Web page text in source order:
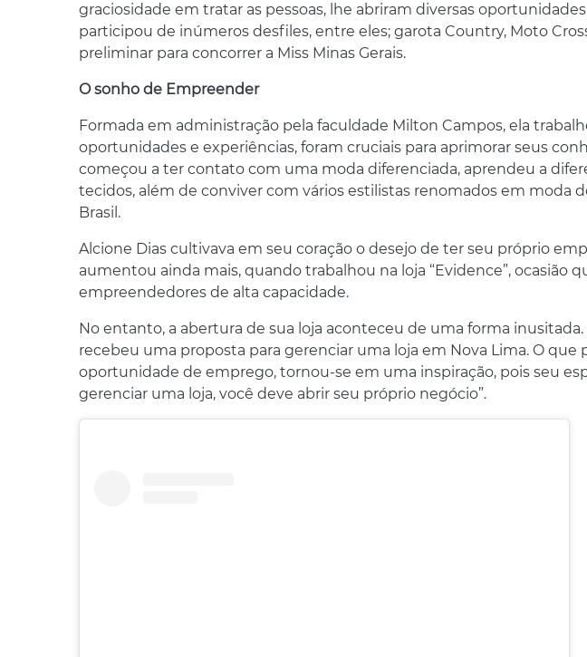
graciosidade em tratar as pessoas, lhe abriram diversas
participou de inúmeros desfiles, entre eles; garota Country, Moto
preliminar para concorrer a Miss Minas Gerais.
O sonho de Empreender
Formada em administração pela faculdade Milton Campos, ela
oportunidades e experiências, foram cruciais para aprimorar seus
começou a ter contato com uma moda diferenciada, aprendeu a
tecidos, além de conviver com vários estilistas renomados em moda
Brasil.
Alcione Dias cultivava em seu coração o desejo de ter seu próprio
aumentou ainda mais, quando trabalhou na loja “Evidence”, ocasião
empreendedores de alta capacidade.
No entanto, a abertura de sua loja aconteceu de uma forma inusitada.
recebeu uma proposta para gerenciar uma loja em Nova Lima. O que
oportunidade de emprego, tornou-se em uma inspiração, pois seu
gerenciar uma loja, você deve abrir seu próprio negócio”.